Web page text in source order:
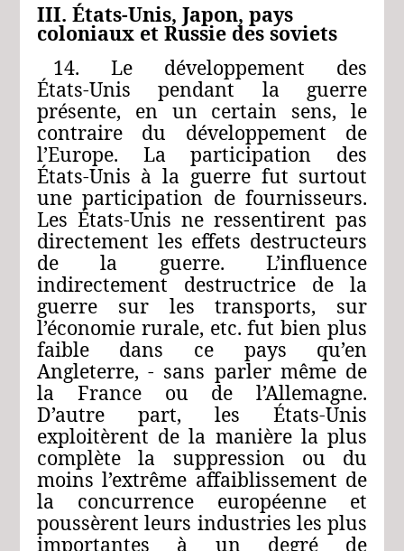
III. États-Unis, Japon, pays
coloniaux et Russie des soviets
14. Le développement des
États‑Unis pendant la guerre
présente, en un certain sens, le
contraire du développement de
l’Europe. La participation des
États‑Unis à la guerre fut surtout
une participation de fournisseurs.
Les États‑Unis ne ressentirent pas
directement les effets destructeurs
de la guerre. L’influence
indirectement destructrice de la
guerre sur les transports, sur
l’économie rurale, etc. fut bien plus
faible dans ce pays qu’en
Angleterre, ‑ sans parler même de
la France ou de l’Allemagne.
D’autre part, les États‑Unis
exploitèrent de la manière la plus
complète la suppression ou du
moins l’extrême affaiblissement de
la concurrence européenne et
poussèrent leurs industries les plus
importantes à un degré de